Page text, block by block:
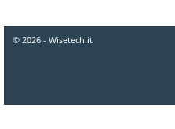
© 2026 - Wisetech.it